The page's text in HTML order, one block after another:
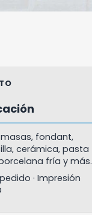
fondant,
cerámica, pasta
fría y más.
· Impresión